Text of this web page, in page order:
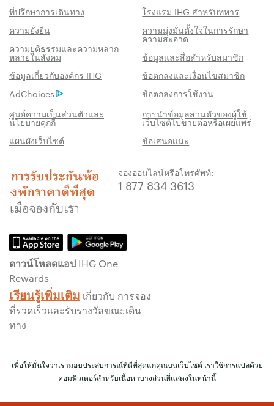
ที่ปรึกษาการเดินทาง
โรงแรม IHG สำหรับทหาร
ความยั่งยืน
ความมุ่งมั่นตั้งใจในการรักษา
ความสะอาด
ความยุติธรรมและความหลาก
หลายในสังคม
ข้อมูลและสื่อสำหรับสมาชิก
ข้อมูลเกี่ยวกับองค์กร IHG
ข้อตกลงและเงื่อนไขสมาชิก
AdChoices
ข้อตกลงการใช้งาน
ศูนย์ความเป็นส่วนตัวและ
นโยบายคุกกี้
การนำข้อมูลส่วนตัวของผู้ใช้
เว็บไซต์ไปขายต่อหรือเผยแพร่
แผนผังเว็บไซต์
ข้อเสนอแนะ
จองออนไลน์หรือโทรศัพท์:
1 877 834 3613
ดาวน์โหลดแอป IHG One
Rewards
เรียนรู้เพิ่มเติม เกี่ยวกับ การจอง
ที่รวดเร็วและรับรางวัลขณะเดิน
ทาง
สิทธิประโชน์เมื่อจองกับเรา
การรับประกันห้องพักราคาดีที่สุด
เราสัญญาว่าคุณจะได้รับราคาต่ำที่สุดทาง
ออนไลน์ มิฉะนั้น เราจะปรับให้ตรงกับราคาที่ถูก
กว่า พร้อมให้คะแนน IHG® One Rewards แก่
รับประกันการจองทางออนไลน์
รับประกันห้องพักของคุณแล้ว
เราไม่คิดค่าธรรมเนียมการจองสำหรับการจอง
โดยตรงกับเรา
ข้อมูลส่วนบุคคล และการรักษาความปลอดภัย
เว็บไซต์
IHG ดำเนินการด้านความเป็นส่วนตัวอย่างจริงจัง
เพื่อคุ้มครองคุณ ข้อมูลส่วนบุคคลทั้งหมดที่คุณให้
จะมีการเข้ารหัส และปลอดภัย
เพื่อให้มั่นใจว่าเรามอบประสบการณ์ที่ดีที่สุดแก่คุณบนเว็บไซต์ เราใช้การแปลด้วย
คอมพิวเตอร์สำหรับเนื้อหาบางส่วนที่แสดงในหน้านี้